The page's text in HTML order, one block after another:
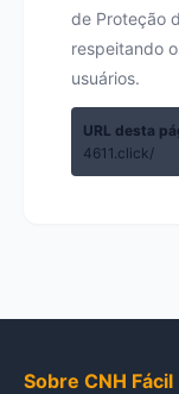
de Proteção
respeitando
usuários.
URL desta
4611.click/
Sobre CNH Fácil